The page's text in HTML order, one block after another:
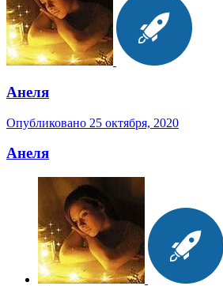
Анеля
Опубликовано 25 октября, 2020
Анеля